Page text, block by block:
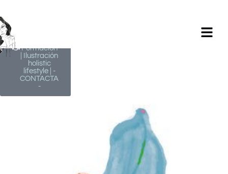
Formación
| Ilustración
holistic
lifestyle | -
CONTACTA
-